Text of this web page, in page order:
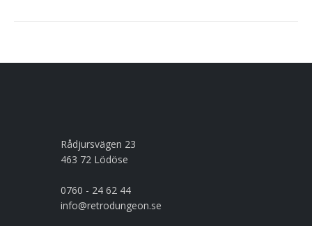
Rådjursvägen 23
463 72 Lödöse
0760 - 24 62 44
info@retrodungeon.se